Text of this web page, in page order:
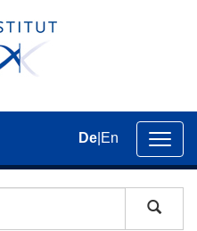
der
De En